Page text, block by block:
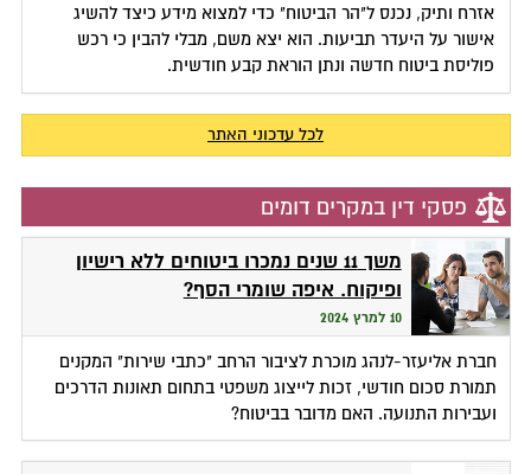
אזרח ותיק, נכנס ל"הר הביטוח" כדי למצוא מידע כיצד להשיג
אישור על היעדר תביעות. הוא יצא משם, מבלי להבין כי רכש
פוליסת ביטוח חדשה ונתן הוראת קבע חודשית.
לכל עדכוני האתר
פסקי דין במקרים דומים
משך 11 שנים נמכרו ביטוחים ללא רישיון
ופיקוח. איפה שומרי הסף?
10 למרץ 2024
חברת אליעזר-לנהג מוכרת לציבור הרחב "כתבי שירות" המקנים
תמורת סכום חודשי, זכות לייצוג משפטי בתחום תאונות הדרכים
ועבירות התנועה. האם מדובר בביטוח?